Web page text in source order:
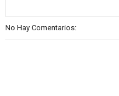
No Hay Comentarios: